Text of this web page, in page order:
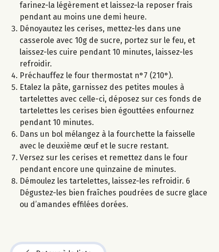
farinez-la légèrement et laissez-la reposer frais
pendant au moins une demi heure.
Dénoyautez les cerises, mettez-les dans une
casserole avec 10g de sucre, portez sur le feu, et
laissez-les cuire pendant 10 minutes, laissez-les
refroidir.
Préchauffez le four thermostat n°7 (210°).
Etalez la pâte, garnissez des petites moules à
tartelettes avec celle-ci, déposez sur ces fonds de
tartelettes les cerises bien égouttées enfournez
pendant 10 minutes.
Dans un bol mélangez à la fourchette la faisselle
avec le deuxième œuf et le sucre restant.
Versez sur les cerises et remettez dans le four
pendant encore une quinzaine de minutes.
Démoulez les tartelettes, laissez-les refroidir. 6
Dégustez-les bien fraîches poudrées de sucre glace
ou d’amandes effilées dorées.